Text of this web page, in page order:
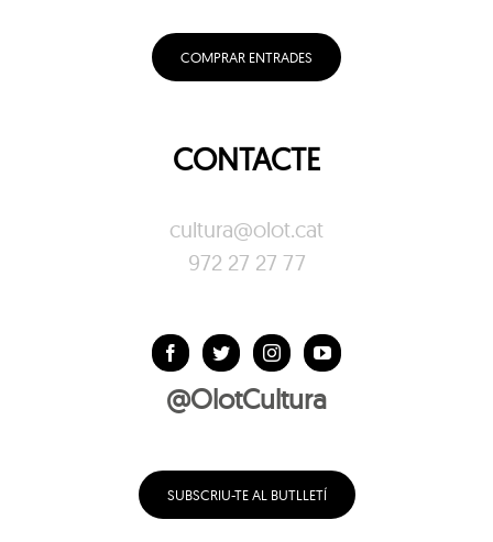
COMPRAR ENTRADES
CONTACTE
cultura@olot.cat
972 27 27 77
@OlotCultura
SUBSCRIU-TE AL BUTLLETÍ